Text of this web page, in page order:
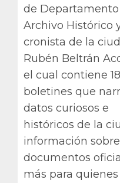
de
Archivo Histórico
cronista de la
Rubén Beltrán
el cual contiene 18
boletines que
datos curiosos e
históricos de la
información sobre
documentos
más para quienes